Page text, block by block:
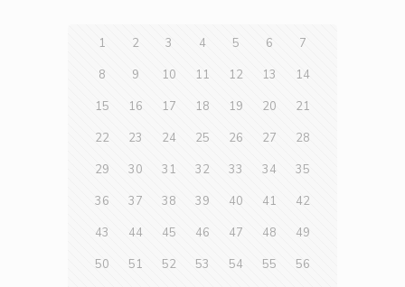
1 2 3 4 5 6
7
8
9 10 11 12 13
14
15
16 17 18 19 20
21
22
23 24 25 26 27
28
29
30 31 32 33 34
35
36
37 38 39 40 41
42
43
44 45 46 47 48
49
50
51 52 53 54 55
56